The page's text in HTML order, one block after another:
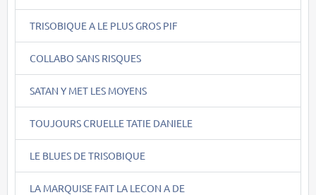
TRISOBIQUE A LE PLUS GROS PIF
COLLABO SANS RISQUES
SATAN Y MET LES MOYENS
TOUJOURS CRUELLE TATIE DANIELE
LE BLUES DE TRISOBIQUE
LA MARQUISE FAIT LA LECON A DE